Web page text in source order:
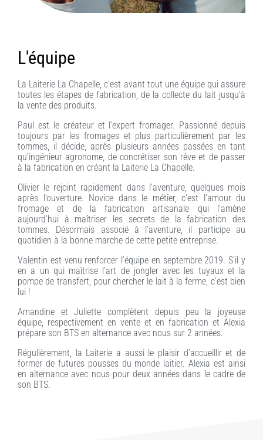
L'équipe
La Laiterie La Chapelle, c’est avant tout une équipe qui assure
toutes les étapes de fabrication, de la collecte du lait jusqu’à
la vente des produits.
Paul est le créateur et l’expert fromager. Passionné depuis
toujours par les fromages et plus particulièrement par les
tommes, il décide, après plusieurs années passées en tant
qu’ingénieur agronome, de concrétiser son rêve et de passer
à la fabrication en créant la Laiterie La Chapelle.
Olivier le rejoint rapidement dans l’aventure, quelques mois
après l’ouverture. Novice dans le métier, c’est l’amour du
fromage et de la fabrication artisanale qui l’amène
aujourd’hui à maîtriser les secrets de la fabrication des
tommes. Désormais associé à l’aventure, il participe au
quotidien à la bonne marche de cette petite entreprise.
Valentin est venu renforcer l’équipe en septembre 2019. S’il y
en a un qui maîtrise l’art de jongler avec les tuyaux et la
pompe de transfert, pour chercher le lait à la ferme, c’est bien
lui !
Amandine et Juliette complètent depuis peu la joyeuse
équipe, respectivement en vente et en fabrication et Alexia
prépare son BTS en alternance avec nous sur 2 années.
Régulièrement, la Laiterie a aussi le plaisir d’accueillir et de
former de futures pousses du monde laitier. Alexia est ainsi
en alternance avec nous pour deux années dans le cadre de
son BTS.